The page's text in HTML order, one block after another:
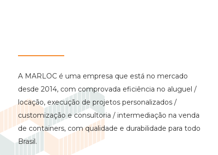
A MARLOC é uma empresa que está no mercado
desde 2014, com comprovada eficiência no aluguel /
locação, execução de projetos personalizados /
customização e consultoria / intermediação na venda
de containers, com qualidade e durabilidade para todo
Brasil.